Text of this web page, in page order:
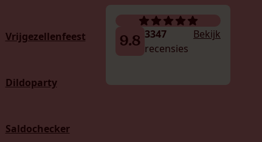
Vrijgezellenfeest
Dildoparty
Saldochecker
9.8 3347
recensies
Bekijk